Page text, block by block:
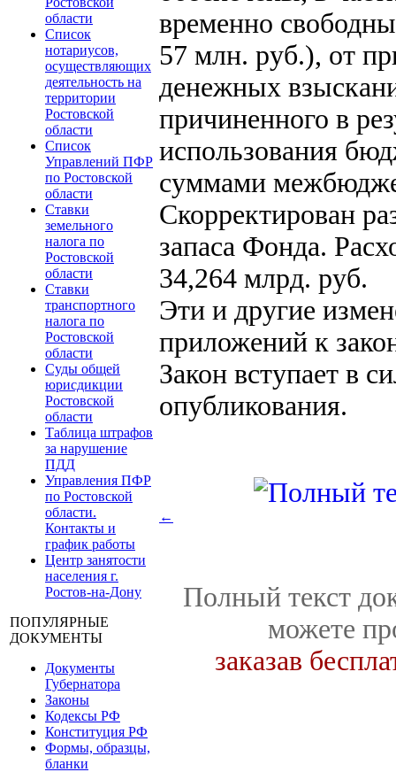
области
Список
нотариусов,
осуществляющих
деятельность на
территории
Ростовской
области
Список
Управлений ПФР
по Ростовской
области
Ставки
земельного
налога по
Ростовской
области
Ставки
транспортного
налога по
Ростовской
области
Суды общей
юрисдикции
Ростовской
области
Таблица штрафов
за нарушение
ПДД
Управления ПФР
по Ростовской
области.
Контакты и
график работы
Центр занятости
населения г.
Ростов-на-Дону
ПОПУЛЯРНЫЕ
ДОКУМЕНТЫ
Документы
Губернатора
Законы
Кодексы РФ
Конституция РФ
Формы, образцы,
бланки
временно
57 млн. руб.), от
денежных
причиненного в
использования
суммами
Скорректирован
запаса Фонда.
34,264 млрд. руб.
Эти и другие
приложений к
Закон вступает в
опубликования.
←
Полный текст
можете
заказав